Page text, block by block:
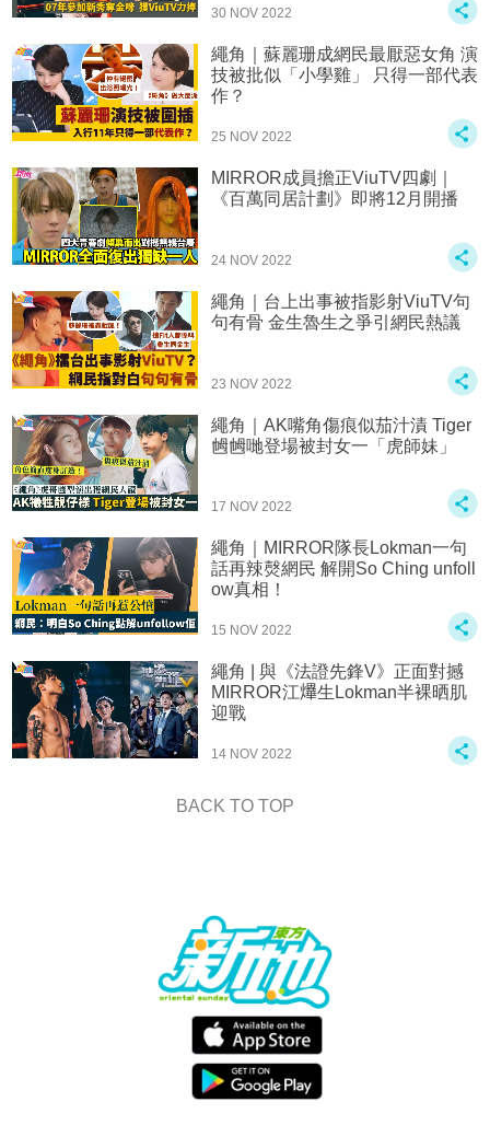
30 NOV 2022
繩角｜蘇麗珊成網民最厭惡女角 演
技被批似「小學雞」 只得一部代表
作？
25 NOV 2022
MIRROR成員擔正ViuTV四劇｜
《百萬同居計劃》即將12月開播
24 NOV 2022
繩角｜台上出事被指影射ViuTV句
句有骨 金生魯生之爭引網民熱議
23 NOV 2022
繩角｜AK嘴角傷痕似茄汁漬 Tiger
乸乸哋登場被封女一「虎師妹」
17 NOV 2022
繩角｜MIRROR隊長Lokman一句
話再辣㷫網民 解開So Ching unfoll
ow真相！
15 NOV 2022
繩角 | 與《法證先鋒V》正面對撼
MIRROR江𤒹生Lokman半裸晒肌
迎戰
14 NOV 2022
BACK TO TOP